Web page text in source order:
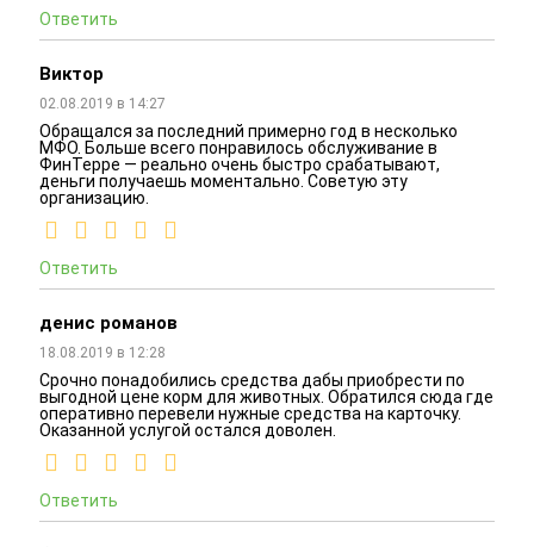
Ответить
Виктор
02.08.2019 в 14:27
Обращался за последний примерно год в несколько
МФО. Больше всего понравилось обслуживание в
ФинТерре — реально очень быстро срабатывают,
деньги получаешь моментально. Советую эту
организацию.
Ответить
денис романов
18.08.2019 в 12:28
Срочно понадобились средства дабы приобрести по
выгодной цене корм для животных. Обратился сюда где
оперативно перевели нужные средства на карточку.
Оказанной услугой остался доволен.
Ответить